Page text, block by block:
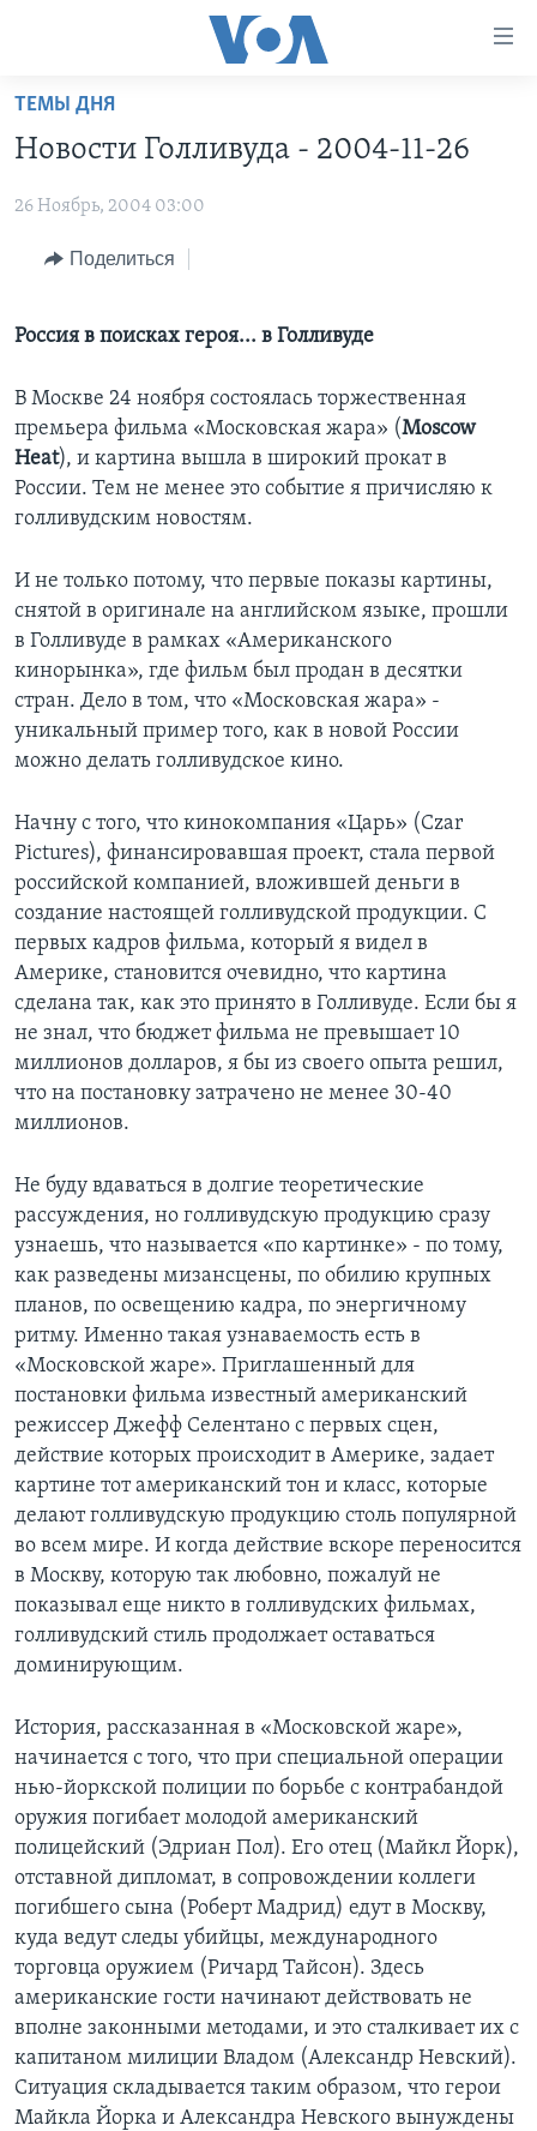
Перейти
основной
Перейти
Перейти
поиск
АМЕРИКА
НОВОСТИ ЗА МИНУТУ
ПОЧЕМУ ЭТО ВАЖНО?
ДИСКУССИЯ VOA
ДЕТАЛИ
НЬЮ-ЙОРК NEW YORK
АМЕРИКА. БОЛЬШОЕ ПУТЕШЕСТВИЕ
ПРОЕКТЫ
УЧИМ АНГЛИЙСКИЙ
А КАК В АМЕРИКЕ?
АРТЕФАКТЫ
АМЕРИКАНСКИЕ ГОРОДКИ
ТЕСТЫ
ЭКСПЕРТИЗА
ФАКТЫ ПРОТИВ ФЕЙКОВ
ЗА СВОБОДУ ПРЕССЫ
УЧИМ АНГЛИЙСКИЙ
ВИДЕО
ПОДПИСКА НА НОВОСТИ
Learning English
СОЦИАЛЬНЫЕ СЕТИ
Языки
ТЕМЫ ДНЯ
Новости Голливуда - 2004-11-26
26 Ноябрь, 2004 03:00
Поделиться
Россия в поисках героя... в Голливуде
В Москве 24 ноября состоялась торжественная
премьера фильма «Московская жара» (Moscow
Heat), и картина вышла в широкий прокат в
России. Тем не менее это событие я причисляю к
голливудским новостям.
И не только потому, что первые показы картины,
снятой в оригинале на английском языке, прошли
в Голливуде в рамках «Американского
кинорынка», где фильм был продан в десятки
стран. Дело в том, что «Московская жара» -
уникальный пример того, как в новой России
можно делать голливудское кино.
Начну с того, что кинокомпания «Царь» (Czar
Pictures), финансировавшая проект, стала первой
российской компанией, вложившей деньги в
создание настоящей голливудской продукции. С
первых кадров фильма, который я видел в
Америке, становится очевидно, что картина
сделана так, как это принято в Голливуде. Если бы я
не знал, что бюджет фильма не превышает 10
миллионов долларов, я бы из своего опыта решил,
что на постановку затрачено не менее 30-40
миллионов.
Не буду вдаваться в долгие теоретические
рассуждения, но голливудскую продукцию сразу
узнаешь, что называется «по картинке» - по тому,
как разведены мизансцены, по обилию крупных
планов, по освещению кадра, по энергичному
ритму. Именно такая узнаваемость есть в
«Московской жаре». Приглашенный для
постановки фильма известный американский
режиссер Джефф Селентано с первых сцен,
действие которых происходит в Америке, задает
картине тот американский тон и класс, которые
делают голливудскую продукцию столь популярной
во всем мире. И когда действие вскоре переносится
в Москву, которую так любовно, пожалуй не
показывал еще никто в голливудских фильмах,
голливудский стиль продолжает оставаться
доминирующим.
История, рассказанная в «Московской жаре»,
начинается с того, что при специальной операции
нью-йоркской полиции по борьбе с контрабандой
оружия погибает молодой американский
полицейский (Эдриан Пол). Его отец (Майкл Йорк),
отставной дипломат, в сопровождении коллеги
погибшего сына (Роберт Мадрид) едут в Москву,
куда ведут следы убийцы, международного
торговца оружием (Ричард Тайсон). Здесь
американские гости начинают действовать не
вполне законными методами, и это сталкивает их с
капитаном милиции Владом (Александр Невский).
Ситуация складывается таким образом, что герои
Майкла Йорка и Александра Невского вынуждены